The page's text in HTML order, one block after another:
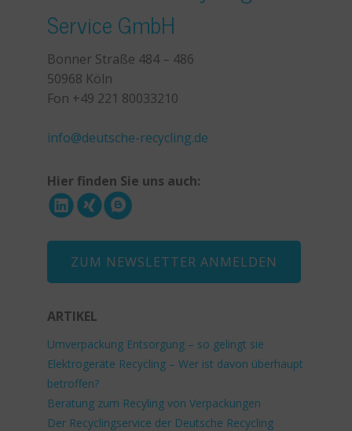
Service GmbH
Bonner Straße 484 – 486
50968 Köln
Fon +49 221 80033210
info@deutsche-recycling.de
Hier finden Sie uns auch:
ZUM NEWSLETTER ANMELDEN
ARTIKEL
Umverpackung Entsorgung – so gelingt sie
Elektrogeräte Recycling – Wer ist davon überhaupt
betroffen?
Beratung zum Recyling von Verpackungen
Der Recyclingservice der Deutsche Recycling